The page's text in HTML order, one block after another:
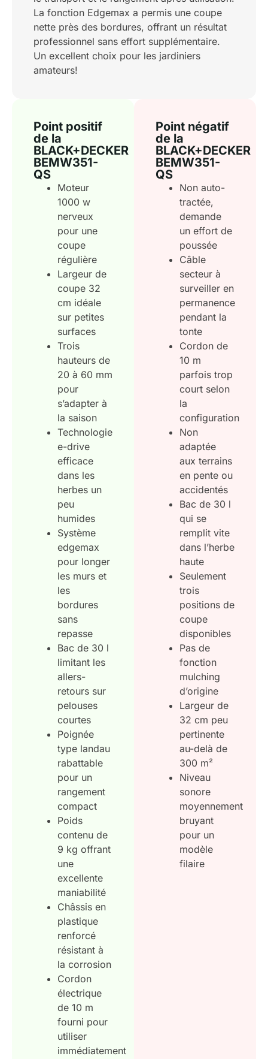
La fonction Edgemax a permis une coupe
nette près des bordures, offrant un résultat
professionnel sans effort supplémentaire.
Un excellent choix pour les jardiniers
amateurs!
Point positif
de la
BLACK+DECKER
BEMW351-
QS
Moteur
1000 w
nerveux
pour une
coupe
régulière
Largeur de
coupe 32
cm idéale
sur petites
surfaces
Trois
hauteurs de
20 à 60 mm
pour
s’adapter à
la saison
Technologie
e-drive
efficace
dans les
herbes un
peu
humides
Système
edgemax
pour longer
les murs et
les
bordures
sans
repasse
Bac de 30 l
limitant les
allers-
retours sur
pelouses
courtes
Poignée
type landau
rabattable
pour un
rangement
compact
Poids
contenu de
9 kg offrant
une
excellente
maniabilité
Châssis en
plastique
renforcé
résistant à
la corrosion
Cordon
électrique
de 10 m
fourni pour
utiliser
immédiatement
Point négatif
de la
BLACK+DECKER
BEMW351-
QS
Non auto-
tractée,
demande
un effort de
poussée
Câble
secteur à
surveiller en
permanence
pendant la
tonte
Cordon de
10 m
parfois trop
court selon
la
configuration
Non
adaptée
aux terrains
en pente ou
accidentés
Bac de 30 l
qui se
remplit vite
dans l’herbe
haute
Seulement
trois
positions de
coupe
disponibles
Pas de
fonction
mulching
d’origine
Largeur de
32 cm peu
pertinente
au-delà de
300 m²
Niveau
sonore
moyennement
bruyant
pour un
modèle
filaire